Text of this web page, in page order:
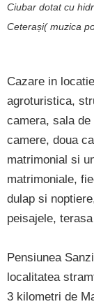
Ciubar dotat cu
Ceterași( muzica
Cazare in
agroturistica,
camera, sala
camere, doua
matrimonial si
matrimoniale,
dulap si
peisajele,
Pensiunea
localitatea
3 kilometri de